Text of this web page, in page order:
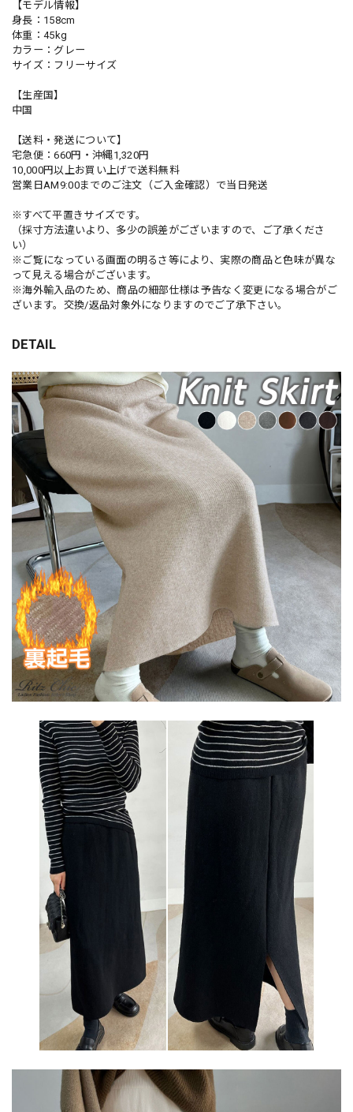
【モデル情報】
身長：158cm
体重：45kg
カラー：グレー
サイズ：フリーサイズ
【生産国】
中国
【送料・発送について】
宅急便：660円・沖縄1,320円
10,000円以上お買い上げで送料無料
営業日AM9:00までのご注文（ご入金確認）で当日発送
※すべて平置きサイズです。
（採寸方法違いより、多少の誤差がございますので、ご了承くださ
い）
※ご覧になっている画面の明るさ等により、実際の商品と色味が異な
って見える場合がございます。
※海外輸入品のため、商品の細部仕様は予告なく変更になる場合がご
ざいます。交換/返品対象外になりますのでご了承下さい。
DETAIL